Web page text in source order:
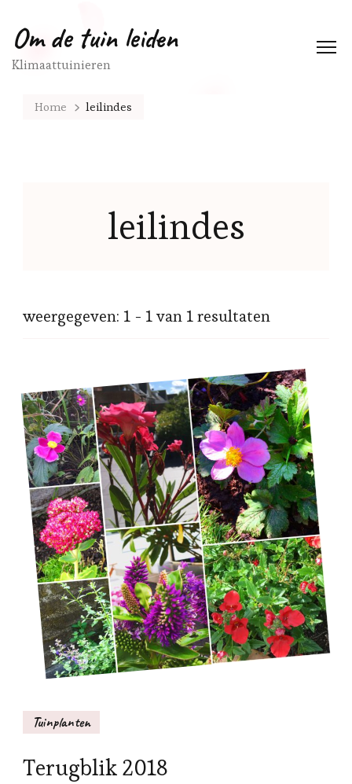
Om de tuin leiden
Klimaattuinieren
Home leilindes
leilindes
weergegeven: 1 - 1 van 1 resultaten
Tuinplanten
Terugblik 2018